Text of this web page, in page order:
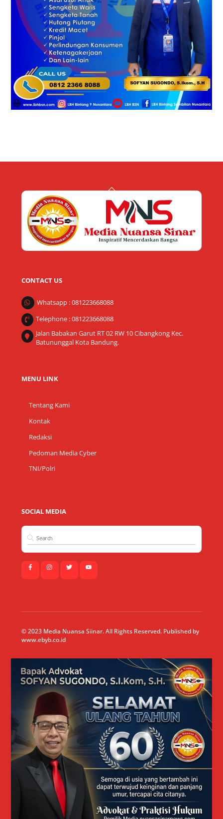
Back
Top
CONTACT US
Whatsapp : 081223668088
Telephone : 081223668088
Jalan Babakan Garut RT 02 RW 10 Cibangkong Kec.
Batununggal Kota Bandung.
MENU LINK
Tentang Kami
Kontak
Redaksi
Pedoman Media Cyber
TNI/Polri
SOCIAL MEDIA
© 2023 Media Nuansa Siinar. All Rights Reserved. Published by
www.ebyb.co.id